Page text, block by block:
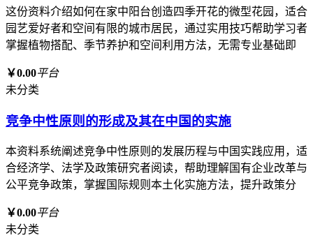
这份资料介绍如何在家中阳台创造四季开花的微型花园，适合
园艺爱好者和空间有限的城市居民，通过实用技巧帮助学习者
掌握植物搭配、季节养护和空间利用方法，无需专业基础即
￥0.00平台
未分类
竞争中性原则的形成及其在中国的实施
本资料系统阐述竞争中性原则的发展历程与中国实践应用，适
合经济学、法学及政策研究者阅读，帮助理解国有企业改革与
公平竞争政策，掌握国际规则本土化实施方法，提升政策分
￥0.00平台
未分类